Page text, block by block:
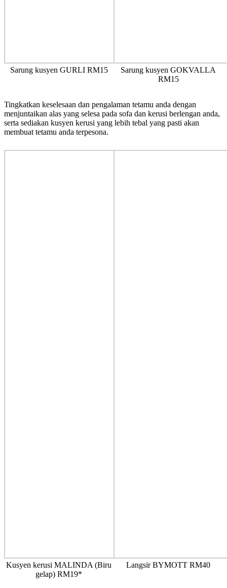
Sarung kusyen GURLI RM15
Sarung kusyen GOKVALLA
RM15
Tingkatkan keselesaan dan pengalaman tetamu anda dengan
menjuntaikan alas yang selesa pada sofa dan kerusi berlengan anda,
serta sediakan kusyen kerusi yang lebih tebal yang pasti akan
membuat tetamu anda terpesona.
Kusyen kerusi MALINDA (Biru
gelap) RM19*
Langsir BYMOTT RM40